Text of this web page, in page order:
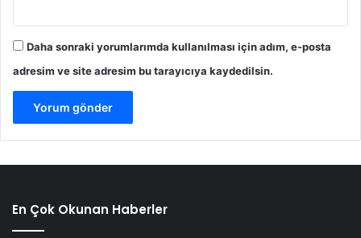
Daha sonraki yorumlarımda kullanılması için adım, e-posta
adresim ve site adresim bu tarayıcıya kaydedilsin.
En Çok Okunan Haberler